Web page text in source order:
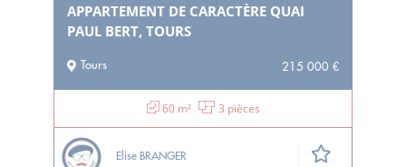
APPARTEMENT DE CARACTÈRE QUAI
PAUL BERT, TOURS
Tours 215 000 €
60 m² 3 pièces
Elise BRANGER